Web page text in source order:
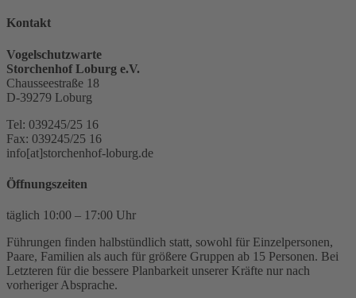
Kontakt
Vogelschutzwarte
Storchenhof Loburg e.V.
Chausseestraße 18
D-39279 Loburg
Tel: 039245/25 16
Fax: 039245/25 16
info[at]storchenhof-loburg.de
Öffnungszeiten
täglich 10:00 – 17:00 Uhr
Führungen finden halbstündlich statt, sowohl für Einzelpersonen,
Paare, Familien als auch für größere Gruppen ab 15 Personen. Bei
Letzteren für die bessere Planbarkeit unserer Kräfte nur nach
vorheriger Absprache.